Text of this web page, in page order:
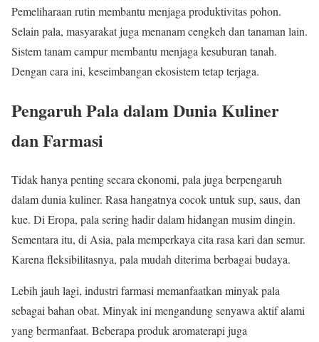
Pemeliharaan rutin membantu menjaga produktivitas pohon.
Selain pala, masyarakat juga menanam cengkeh dan tanaman lain.
Sistem tanam campur membantu menjaga kesuburan tanah.
Dengan cara ini, keseimbangan ekosistem tetap terjaga.
Pengaruh Pala dalam Dunia Kuliner
dan Farmasi
Tidak hanya penting secara ekonomi, pala juga berpengaruh
dalam dunia kuliner. Rasa hangatnya cocok untuk sup, saus, dan
kue. Di Eropa, pala sering hadir dalam hidangan musim dingin.
Sementara itu, di Asia, pala memperkaya cita rasa kari dan semur.
Karena fleksibilitasnya, pala mudah diterima berbagai budaya.
Lebih jauh lagi, industri farmasi memanfaatkan minyak pala
sebagai bahan obat. Minyak ini mengandung senyawa aktif alami
yang bermanfaat. Beberapa produk aromaterapi juga